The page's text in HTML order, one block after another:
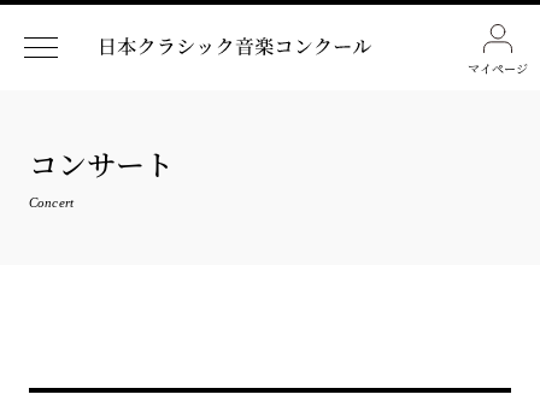
マイページ
コンサート
Concert